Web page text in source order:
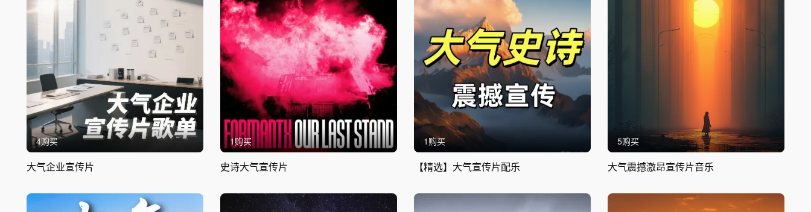
4购买
大气企业宣传片
1购买
史诗大气宣传片
1购买
【精选】大气宣传片配乐
5购买
大气震撼激昂宣传片音乐